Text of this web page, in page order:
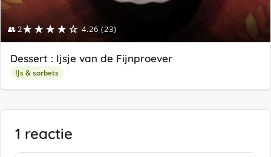
👥 2★★★★☆ 4.26 (23)
Dessert : Ijsje van de Fijnproever
IJs & sorbets
1 reactie